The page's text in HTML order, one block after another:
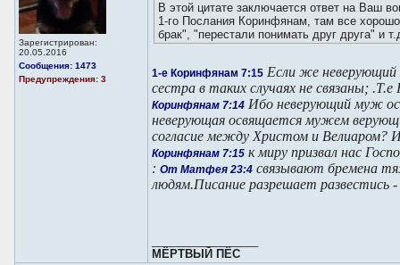
Зарегистрирован:
20.05.2016
Сообщения: 1473
Предупреждения: 3
В этой цитате заключается ответ на Ваш
1-го Послания Коринфянам, там все
брак", "перестали понимать друг друга" и
1-е Коринфянам 7:15 Если же неверующий
сестра в таких случаях не связаны;
Коринфянам 7:14 Ибо неверующий муж
неверующая освящается мужем
согласие между Христом и Велиаром?
Коринфянам 7:15 к миру призвал нас
: От Матфея 23:4 связывают бремена
людям.Писание разрешает развестись
МЁРТВЫЙ ПЁС